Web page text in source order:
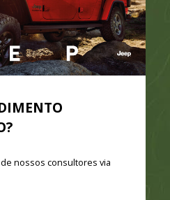
nossos consultores via